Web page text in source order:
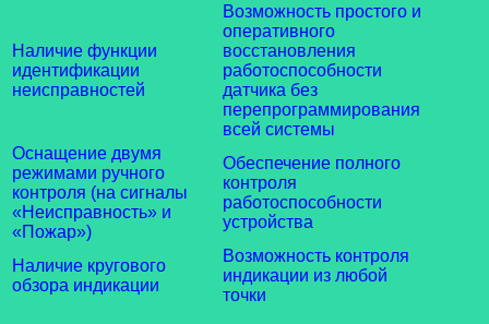
Наличие функции
идентификации
неисправностей
Возможность простого и
оперативного
восстановления
работоспособности
датчика без
перепрограммирования
всей системы
Оснащение двумя
режимами ручного
контроля (на сигналы
«Неисправность» и
«Пожар»)
Обеспечение полного
контроля
работоспособности
устройства
Наличие кругового
обзора индикации
Возможность контроля
индикации из любой
точки